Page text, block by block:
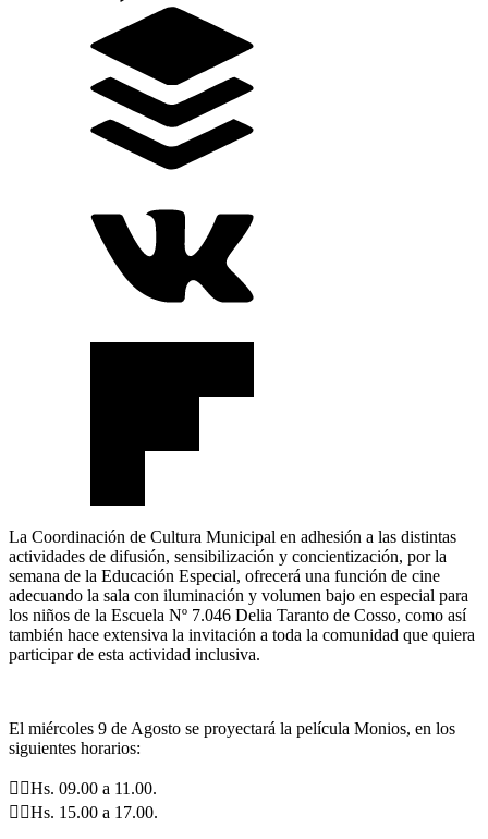
La Coordinación de Cultura Municipal en adhesión a las distintas
actividades de difusión, sensibilización y concientización, por la
semana de la Educación Especial, ofrecerá una función de cine
adecuando la sala con iluminación y volumen bajo en especial para
los niños de la Escuela Nº 7.046 Delia Taranto de Cosso, como así
también hace extensiva la invitación a toda la comunidad que quiera
participar de esta actividad inclusiva.
El miércoles 9 de Agosto se proyectará la película Monios, en los
siguientes horarios:
👉🏼Hs. 09.00 a 11.00.
👉🏼Hs. 15.00 a 17.00.